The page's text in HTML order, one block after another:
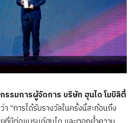
รรมการผู้จัดการ บริษัท ฮุนได โมบิลิตี้
า “การได้รับรางวัลในครั้งนี้สะท้อนถึง